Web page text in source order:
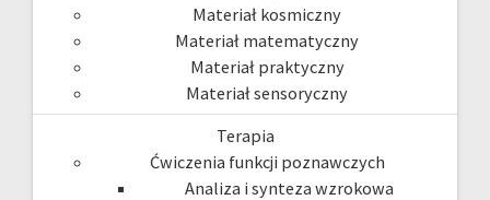
Materiał kosmiczny
Materiał matematyczny
Materiał praktyczny
Materiał sensoryczny
Terapia
Ćwiczenia funkcji poznawczych
Analiza i synteza wzrokowa